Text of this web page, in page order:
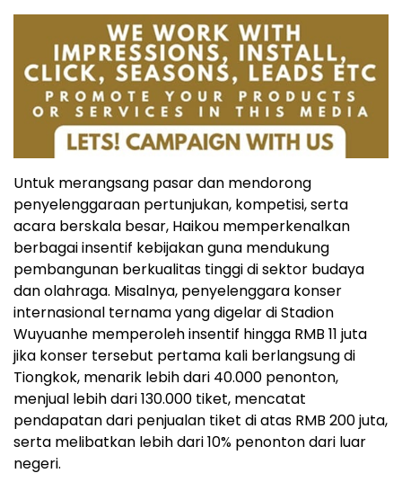
Untuk merangsang pasar dan mendorong
penyelenggaraan pertunjukan, kompetisi, serta
acara berskala besar, Haikou memperkenalkan
berbagai insentif kebijakan guna mendukung
pembangunan berkualitas tinggi di sektor budaya
dan olahraga. Misalnya, penyelenggara konser
internasional ternama yang digelar di Stadion
Wuyuanhe memperoleh insentif hingga RMB 11 juta
jika konser tersebut pertama kali berlangsung di
Tiongkok, menarik lebih dari 40.000 penonton,
menjual lebih dari 130.000 tiket, mencatat
pendapatan dari penjualan tiket di atas RMB 200 juta,
serta melibatkan lebih dari 10% penonton dari luar
negeri.